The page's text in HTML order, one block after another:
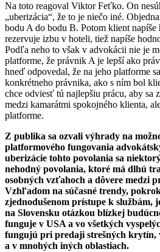
Na toto reagoval Viktor Feťko. On
„uberizácia“, že to je niečo iné.
bodu A do bodu B. Potom klient
rezervuje izbu v hoteli, tiež napíše
Podľa neho to však v advokácii nie je
platforme, že právnik A je lepší ako
hneď odpovedal, že na jeho platforme
konkrétneho právnika, ako s ním bol
chce odviesť tú najlepšiu prácu, aby sa
medzi kamarátmi spokojného klienta,
platforme.
Z publika sa ozvali výhrady na
platformového fungovania
uberizácie tohto povolania sa
nehodný povolania, ktoré má dlhú
osobných vzťahoch a dôvere medzi
Vzhľadom na súčasné trendy,
zjednodušenom prístupe k službám,
na Slovensku otázkou blízkej
funguje v USA a vo všetkých
fungujú pri predaji strešných krytín,
a v mnohých iných oblastiach.